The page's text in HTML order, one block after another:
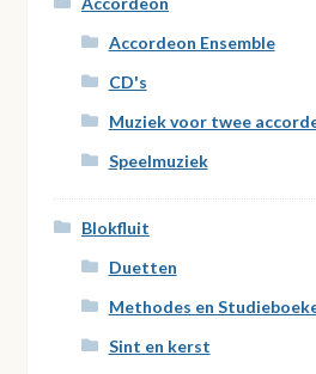
Accordeon Ensemble
CD's
Muziek voor twee
Speelmuziek
Blokfluit
Duetten
Methodes en
Sint en kerst